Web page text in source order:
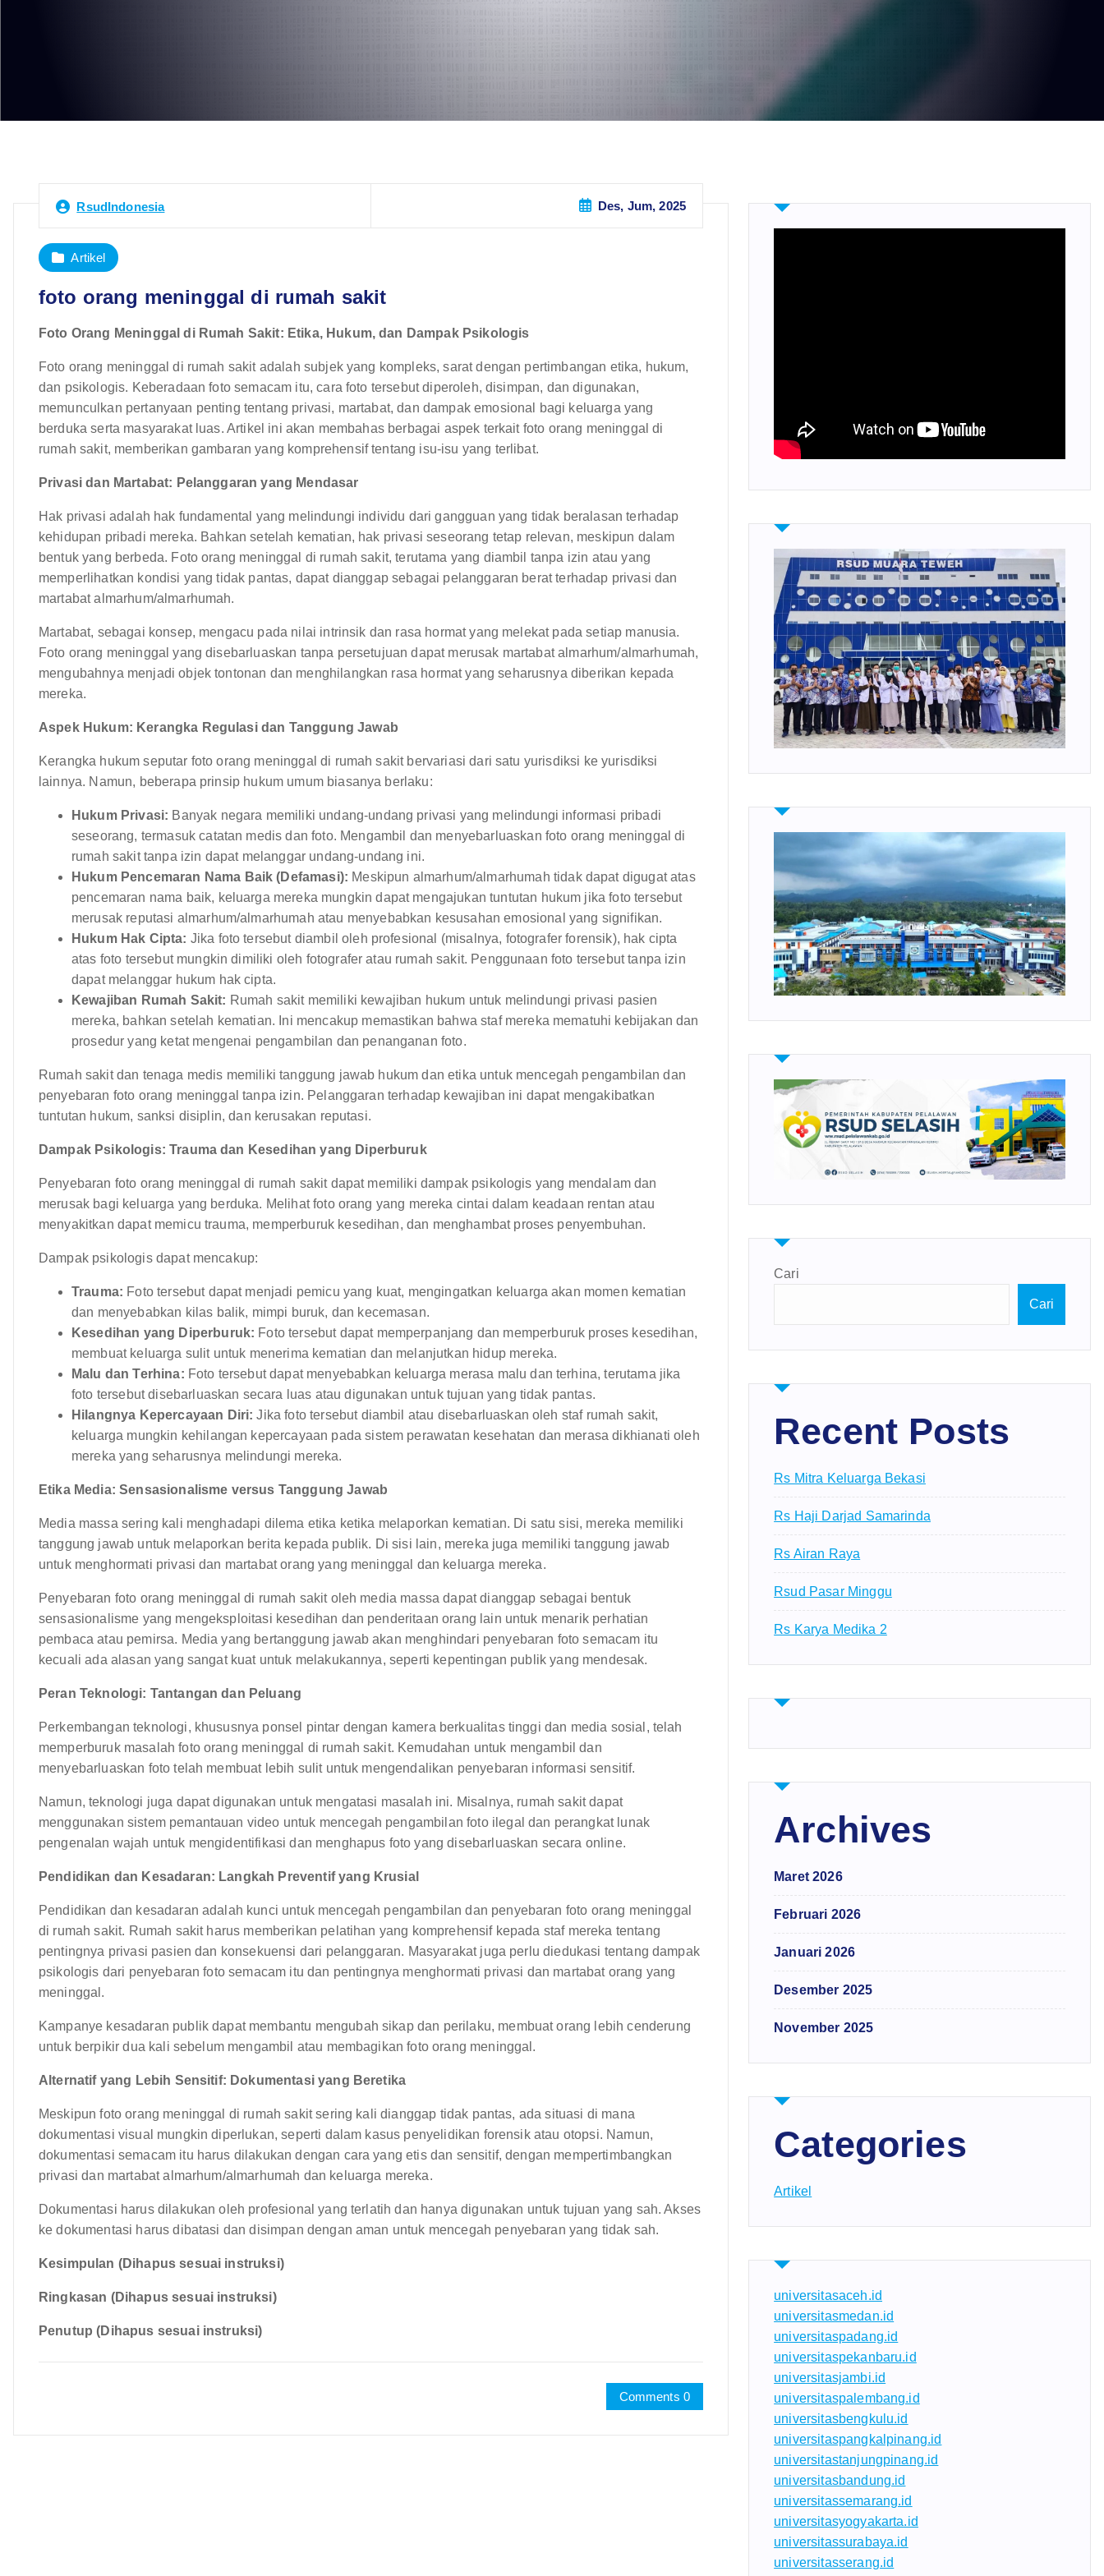
RsudIndonesia Des, Jum, 2025
Artikel
foto orang meninggal di rumah sakit
Foto Orang Meninggal di Rumah Sakit: Etika, Hukum, dan Dampak Psikologis
Foto orang meninggal di rumah sakit adalah subjek yang kompleks, sarat dengan pertimbangan etika, hukum,
dan psikologis. Keberadaan foto semacam itu, cara foto tersebut diperoleh, disimpan, dan digunakan,
memunculkan pertanyaan penting tentang privasi, martabat, dan dampak emosional bagi keluarga yang
berduka serta masyarakat luas. Artikel ini akan membahas berbagai aspek terkait foto orang meninggal di
rumah sakit, memberikan gambaran yang komprehensif tentang isu-isu yang terlibat.
Privasi dan Martabat: Pelanggaran yang Mendasar
Hak privasi adalah hak fundamental yang melindungi individu dari gangguan yang tidak beralasan terhadap
kehidupan pribadi mereka. Bahkan setelah kematian, hak privasi seseorang tetap relevan, meskipun dalam
bentuk yang berbeda. Foto orang meninggal di rumah sakit, terutama yang diambil tanpa izin atau yang
memperlihatkan kondisi yang tidak pantas, dapat dianggap sebagai pelanggaran berat terhadap privasi dan
martabat almarhum/almarhumah.
Martabat, sebagai konsep, mengacu pada nilai intrinsik dan rasa hormat yang melekat pada setiap manusia.
Foto orang meninggal yang disebarluaskan tanpa persetujuan dapat merusak martabat almarhum/almarhumah,
mengubahnya menjadi objek tontonan dan menghilangkan rasa hormat yang seharusnya diberikan kepada
mereka.
Aspek Hukum: Kerangka Regulasi dan Tanggung Jawab
Kerangka hukum seputar foto orang meninggal di rumah sakit bervariasi dari satu yurisdiksi ke yurisdiksi
lainnya. Namun, beberapa prinsip hukum umum biasanya berlaku:
Hukum Privasi: Banyak negara memiliki undang-undang privasi yang melindungi informasi pribadi
seseorang, termasuk catatan medis dan foto. Mengambil dan menyebarluaskan foto orang meninggal di
rumah sakit tanpa izin dapat melanggar undang-undang ini.
Hukum Pencemaran Nama Baik (Defamasi): Meskipun almarhum/almarhumah tidak dapat digugat atas
pencemaran nama baik, keluarga mereka mungkin dapat mengajukan tuntutan hukum jika foto tersebut
merusak reputasi almarhum/almarhumah atau menyebabkan kesusahan emosional yang signifikan.
Hukum Hak Cipta: Jika foto tersebut diambil oleh profesional (misalnya, fotografer forensik), hak cipta
atas foto tersebut mungkin dimiliki oleh fotografer atau rumah sakit. Penggunaan foto tersebut tanpa izin
dapat melanggar hukum hak cipta.
Kewajiban Rumah Sakit: Rumah sakit memiliki kewajiban hukum untuk melindungi privasi pasien
mereka, bahkan setelah kematian. Ini mencakup memastikan bahwa staf mereka mematuhi kebijakan dan
prosedur yang ketat mengenai pengambilan dan penanganan foto.
Rumah sakit dan tenaga medis memiliki tanggung jawab hukum dan etika untuk mencegah pengambilan dan
penyebaran foto orang meninggal tanpa izin. Pelanggaran terhadap kewajiban ini dapat mengakibatkan
tuntutan hukum, sanksi disiplin, dan kerusakan reputasi.
Dampak Psikologis: Trauma dan Kesedihan yang Diperburuk
Penyebaran foto orang meninggal di rumah sakit dapat memiliki dampak psikologis yang mendalam dan
merusak bagi keluarga yang berduka. Melihat foto orang yang mereka cintai dalam keadaan rentan atau
menyakitkan dapat memicu trauma, memperburuk kesedihan, dan menghambat proses penyembuhan.
Dampak psikologis dapat mencakup:
Trauma: Foto tersebut dapat menjadi pemicu yang kuat, mengingatkan keluarga akan momen kematian
dan menyebabkan kilas balik, mimpi buruk, dan kecemasan.
Kesedihan yang Diperburuk: Foto tersebut dapat memperpanjang dan memperburuk proses kesedihan,
membuat keluarga sulit untuk menerima kematian dan melanjutkan hidup mereka.
Malu dan Terhina: Foto tersebut dapat menyebabkan keluarga merasa malu dan terhina, terutama jika
foto tersebut disebarluaskan secara luas atau digunakan untuk tujuan yang tidak pantas.
Hilangnya Kepercayaan Diri: Jika foto tersebut diambil atau disebarluaskan oleh staf rumah sakit,
keluarga mungkin kehilangan kepercayaan pada sistem perawatan kesehatan dan merasa dikhianati oleh
mereka yang seharusnya melindungi mereka.
Etika Media: Sensasionalisme versus Tanggung Jawab
Media massa sering kali menghadapi dilema etika ketika melaporkan kematian. Di satu sisi, mereka memiliki
tanggung jawab untuk melaporkan berita kepada publik. Di sisi lain, mereka juga memiliki tanggung jawab
untuk menghormati privasi dan martabat orang yang meninggal dan keluarga mereka.
Penyebaran foto orang meninggal di rumah sakit oleh media massa dapat dianggap sebagai bentuk
sensasionalisme yang mengeksploitasi kesedihan dan penderitaan orang lain untuk menarik perhatian
pembaca atau pemirsa. Media yang bertanggung jawab akan menghindari penyebaran foto semacam itu
kecuali ada alasan yang sangat kuat untuk melakukannya, seperti kepentingan publik yang mendesak.
Peran Teknologi: Tantangan dan Peluang
Perkembangan teknologi, khususnya ponsel pintar dengan kamera berkualitas tinggi dan media sosial, telah
memperburuk masalah foto orang meninggal di rumah sakit. Kemudahan untuk mengambil dan
menyebarluaskan foto telah membuat lebih sulit untuk mengendalikan penyebaran informasi sensitif.
Namun, teknologi juga dapat digunakan untuk mengatasi masalah ini. Misalnya, rumah sakit dapat
menggunakan sistem pemantauan video untuk mencegah pengambilan foto ilegal dan perangkat lunak
pengenalan wajah untuk mengidentifikasi dan menghapus foto yang disebarluaskan secara online.
Pendidikan dan Kesadaran: Langkah Preventif yang Krusial
Pendidikan dan kesadaran adalah kunci untuk mencegah pengambilan dan penyebaran foto orang meninggal
di rumah sakit. Rumah sakit harus memberikan pelatihan yang komprehensif kepada staf mereka tentang
pentingnya privasi pasien dan konsekuensi dari pelanggaran. Masyarakat juga perlu diedukasi tentang dampak
psikologis dari penyebaran foto semacam itu dan pentingnya menghormati privasi dan martabat orang yang
meninggal.
Kampanye kesadaran publik dapat membantu mengubah sikap dan perilaku, membuat orang lebih cenderung
untuk berpikir dua kali sebelum mengambil atau membagikan foto orang meninggal.
Alternatif yang Lebih Sensitif: Dokumentasi yang Beretika
Meskipun foto orang meninggal di rumah sakit sering kali dianggap tidak pantas, ada situasi di mana
dokumentasi visual mungkin diperlukan, seperti dalam kasus penyelidikan forensik atau otopsi. Namun,
dokumentasi semacam itu harus dilakukan dengan cara yang etis dan sensitif, dengan mempertimbangkan
privasi dan martabat almarhum/almarhumah dan keluarga mereka.
Dokumentasi harus dilakukan oleh profesional yang terlatih dan hanya digunakan untuk tujuan yang sah. Akses
ke dokumentasi harus dibatasi dan disimpan dengan aman untuk mencegah penyebaran yang tidak sah.
Kesimpulan (Dihapus sesuai instruksi)
Ringkasan (Dihapus sesuai instruksi)
Penutup (Dihapus sesuai instruksi)
Comments 0
Cari
Cari
Recent Posts
Rs Mitra Keluarga Bekasi
Rs Haji Darjad Samarinda
Rs Airan Raya
Rsud Pasar Minggu
Rs Karya Medika 2
Archives
Maret 2026
Februari 2026
Januari 2026
Desember 2025
November 2025
Categories
Artikel
universitasaceh.id
universitasmedan.id
universitaspadang.id
universitaspekanbaru.id
universitasjambi.id
universitaspalembang.id
universitasbengkulu.id
universitaspangkalpinang.id
universitastanjungpinang.id
universitasbandung.id
universitassemarang.id
universitasyogyakarta.id
universitassurabaya.id
universitasserang.id